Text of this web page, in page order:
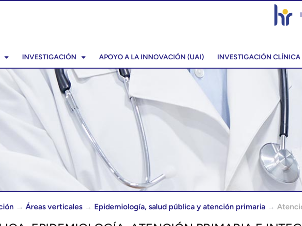
INVESTIGACIÓN APOYO A LA INNOVACIÓN (UAI) INVESTIGACIÓN CLÍNICA
→ Áreas verticales → Epidemiología, salud pública y atención primaria →